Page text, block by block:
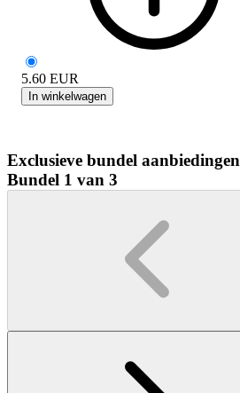
5.60 EUR
In winkelwagen
Exclusieve bundel aanbiedingen
Bundel 1 van 3